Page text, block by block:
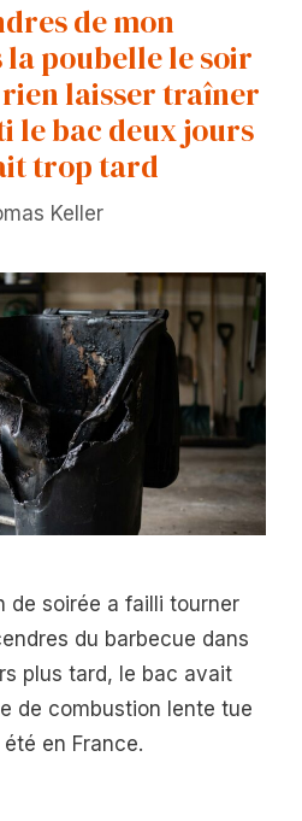
de mon
poubelle le soir
laisser traîner
le bac deux jours
trop tard
Keller
de soirée a failli tourner
du barbecue dans
plus tard, le bac avait
de combustion lente tue
en France.